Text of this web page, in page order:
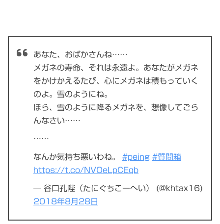
あなた、おばかさんね……
メガネの寿命、それは永遠よ。あなたがメガネ
をかけかえるたび、心にメガネは積もっていく
のよ。雪のようにね。
ほら、雪のように降るメガネを、想像してごら
んなさい……
……
なんか気持ち悪いわね。 #peing #質問箱
https://t.co/NVOeLpCEqb
— 谷口孔陛（たにぐちこーへい） (@khtax16)
2018年8月28日